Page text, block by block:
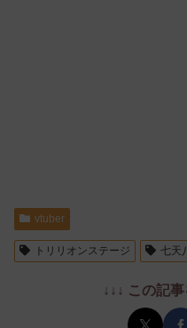
vtuber
トリリオンステージ 七天
↓↓↓ この記